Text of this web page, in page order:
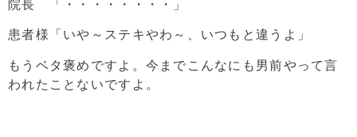
院長 「・・・・・・・・」
患者様「いや～ステキやわ～、いつもと違うよ」
もうベタ褒めですよ。今までこんなにも男前やって言
われたことないですよ。